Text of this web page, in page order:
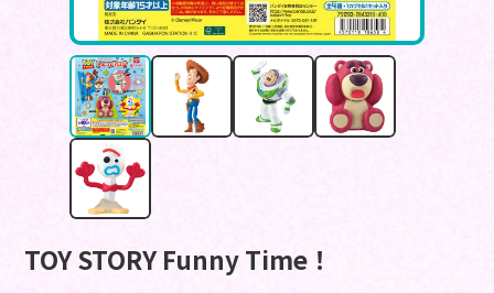
TOY STORY Funny Time！